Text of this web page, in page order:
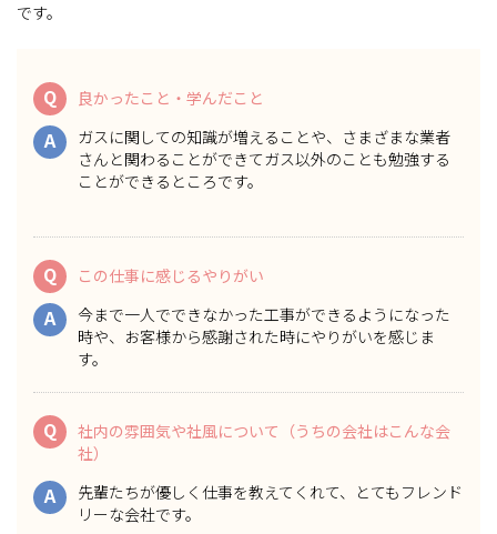
です。
Q 良かったこと・学んだこと
A
ガスに関しての知識が増えることや、さまざまな業者
さんと関わることができてガス以外のことも勉強する
ことができるところです。
Q この仕事に感じるやりがい
A
今まで一人でできなかった工事ができるようになった
時や、お客様から感謝された時にやりがいを感じま
す。
Q
社内の雰囲気や社風について（うちの会社はこんな会
社）
A
先輩たちが優しく仕事を教えてくれて、とてもフレンド
リーな会社です。